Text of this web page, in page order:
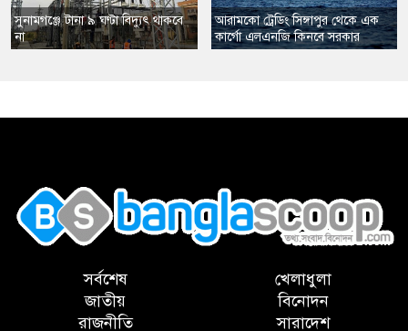
সুনামগঞ্জে টানা ৯ ঘণ্টা বিদ্যুৎ থাকবে
না
​আরামকো ট্রেডিং সিঙ্গাপুর থেকে এক
কার্গো এলএনজি কিনবে সরকার
সর্বশেষ
জাতীয়
রাজনীতি
খেলাধুলা
বিনোদন
সারাদেশ